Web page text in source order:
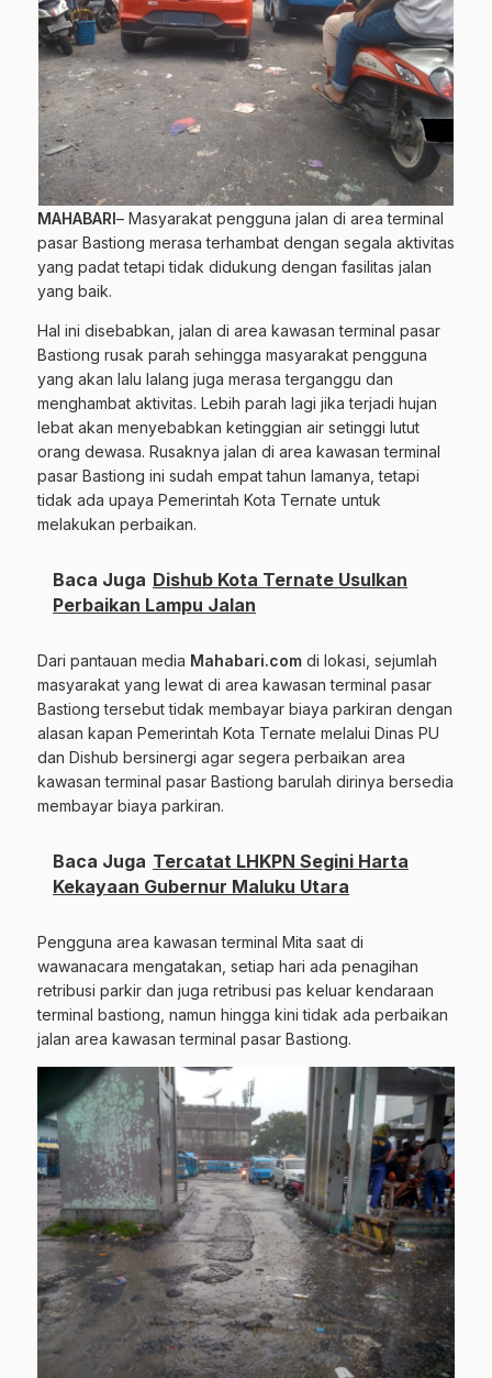
MAHABARI– Masyarakat pengguna jalan di area terminal
pasar Bastiong merasa terhambat dengan segala aktivitas
yang padat tetapi tidak didukung dengan fasilitas jalan
yang baik.
Hal ini disebabkan, jalan di area kawasan terminal pasar
Bastiong rusak parah sehingga masyarakat pengguna
yang akan lalu lalang juga merasa terganggu dan
menghambat aktivitas. Lebih parah lagi jika terjadi hujan
lebat akan menyebabkan ketinggian air setinggi lutut
orang dewasa. Rusaknya jalan di area kawasan terminal
pasar Bastiong ini sudah empat tahun lamanya, tetapi
tidak ada upaya Pemerintah Kota Ternate untuk
melakukan perbaikan.
Baca Juga Dishub Kota Ternate Usulkan
Perbaikan Lampu Jalan
Dari pantauan media Mahabari.com di lokasi, sejumlah
masyarakat yang lewat di area kawasan terminal pasar
Bastiong tersebut tidak membayar biaya parkiran dengan
alasan kapan Pemerintah Kota Ternate melalui Dinas PU
dan Dishub bersinergi agar segera perbaikan area
kawasan terminal pasar Bastiong barulah dirinya bersedia
membayar biaya parkiran.
Baca Juga Tercatat LHKPN Segini Harta
Kekayaan Gubernur Maluku Utara
Pengguna area kawasan terminal Mita saat di
wawanacara mengatakan, setiap hari ada penagihan
retribusi parkir dan juga retribusi pas keluar kendaraan
terminal bastiong, namun hingga kini tidak ada perbaikan
jalan area kawasan terminal pasar Bastiong.